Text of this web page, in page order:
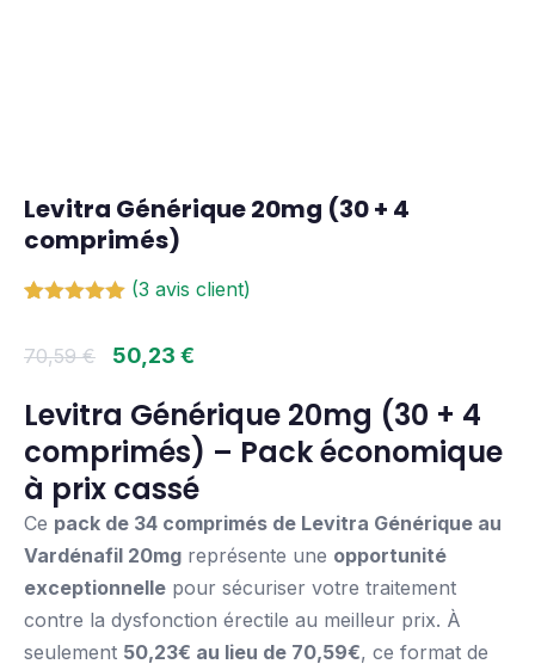
Levitra Générique 20mg (30 + 4
comprimés)
basé sur
(3 avis client)
70,59€ 50,23 €
Levitra Générique 20mg (30 + 4
comprimés) – Pack économique
à prix cassé
Ce pack de 34 comprimés de Levitra Générique au
Vardénafil 20mg représente une opportunité
exceptionnelle pour sécuriser votre traitement
contre la dysfonction érectile au meilleur prix. À
seulement 50,23€ au lieu de 70,59€, ce format de